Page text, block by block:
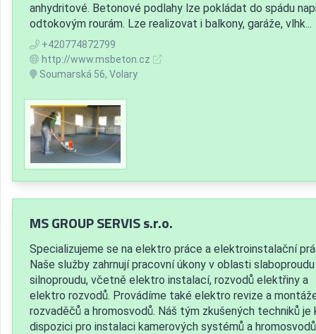
anhydritové. Betonové podlahy lze pokládat do spádu
odtokovým rourám. Lze realizovat i balkony, garáže, vlhk...
+420774872799
http://www.msbeton.cz
Soumarská 56, Volary
MS GROUP SERVIS s.r.o.
Specializujeme se na elektro práce a elektroinstalační
Naše služby zahrnují pracovní úkony v oblasti
silnoproudu, včetně elektro instalací, rozvodů elektřiny a
elektro rozvodů. Provádíme také elektro revize a
rozvaděčů a hromosvodů. Náš tým zkušených techniků je
dispozici pro instalaci kamerových systémů a